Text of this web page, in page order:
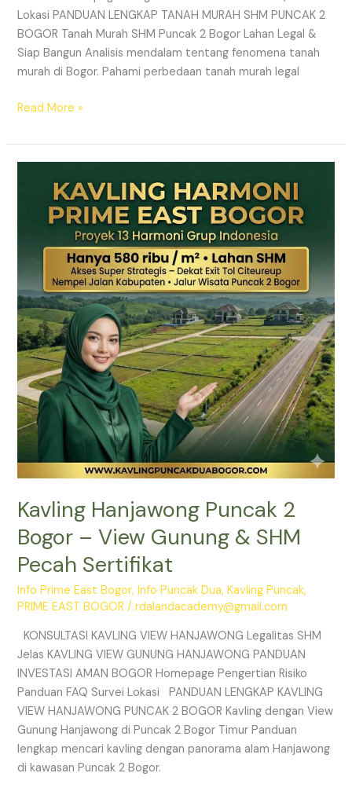
Lokasi PANDUAN LENGKAP TANAH MURAH SHM PUNCAK 2
BOGOR Tanah Murah SHM Puncak 2 Bogor Lahan Legal &
Siap Bangun Analisis mendalam tentang fenomena tanah
murah di Bogor. Pahami perbedaan tanah murah legal
Read More »
Kavling Hanjawong Puncak 2
Bogor – View Gunung & SHM
Pecah Sertifikat
Info Prime East Bogor,Info Puncak Dua,Kavling Puncak,
PRIME EAST BOGOR /rdalandacademy@gmail.com
KONSULTASI KAVLING VIEW HANJAWONG Legalitas SHM
Jelas KAVLING VIEW GUNUNG HANJAWONG PANDUAN
INVESTASI AMAN BOGOR Homepage Pengertian Risiko
Panduan FAQ Survei Lokasi PANDUAN LENGKAP KAVLING
VIEW HANJAWONG PUNCAK 2 BOGOR Kavling dengan View
Gunung Hanjawong di Puncak 2 Bogor Timur Panduan
lengkap mencari kavling dengan panorama alam Hanjawong
di kawasan Puncak 2 Bogor.
Hanjawong
Puncak
Bogor
Gunung
&
SHM
Pecah
Sertifikat